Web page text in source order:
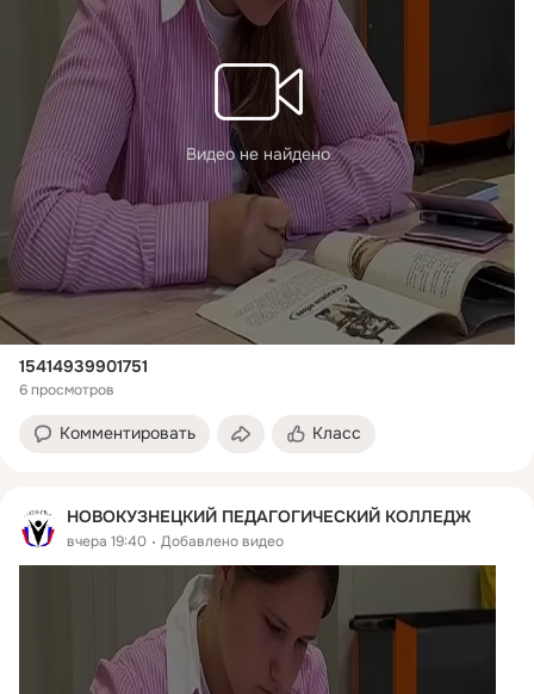
Видео не найдено
15414939901751
6 просмотров
Комментировать Класс
НОВОКУЗНЕЦКИЙ ПЕДАГОГИЧЕСКИЙ КОЛЛЕДЖ
вчера 19:40 Добавлено видео